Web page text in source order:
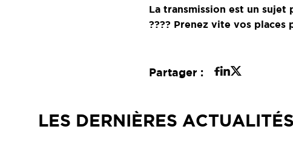
La transmission est un
????️ Prenez vite vos places
Partager :
LES DERNIÈRES ACTUALITÉS